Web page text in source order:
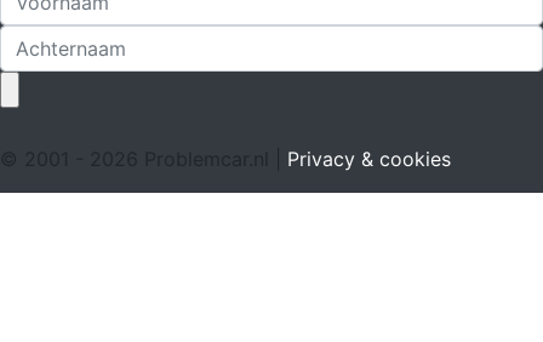
© 2001 - 2026 Problemcar.nl | Privacy & cookies